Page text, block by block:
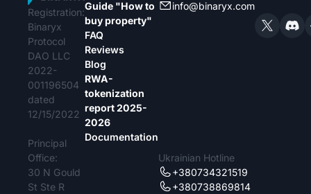
Registration:
Binaryx
Protocol
DAO LLC
2022-
001196504
dated
12/15/2022
Principal
Office:
30 N Gould
St Ste R
Guide "How to
buy property"
FAQ
Reviews
Blog
RWA-
tokenization
report 2025-
2026
Documentation
info@binaryx.com
Ukrainian Hotline
+380734321519
+380738869814